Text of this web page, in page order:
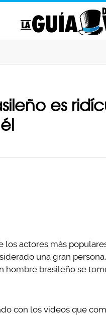
es
los actores más
una gran
hombre brasileño se
con los videos que